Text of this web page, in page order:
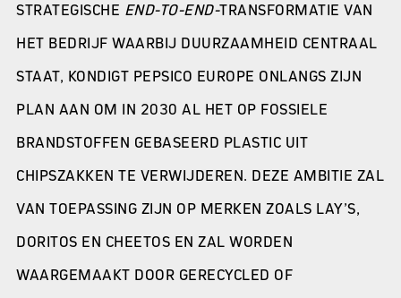
STRATEGISCHE END-TO-END-TRANSFORMATIE VAN
HET BEDRIJF WAARBIJ DUURZAAMHEID CENTRAAL
STAAT, KONDIGT PEPSICO EUROPE ONLANGS ZIJN
PLAN AAN OM IN 2030 AL HET OP FOSSIELE
BRANDSTOFFEN GEBASEERD PLASTIC UIT
CHIPSZAKKEN TE VERWIJDEREN. DEZE AMBITIE ZAL
VAN TOEPASSING ZIJN OP MERKEN ZOALS LAY’S,
DORITOS EN CHEETOS EN ZAL WORDEN
WAARGEMAAKT DOOR GERECYCLED OF